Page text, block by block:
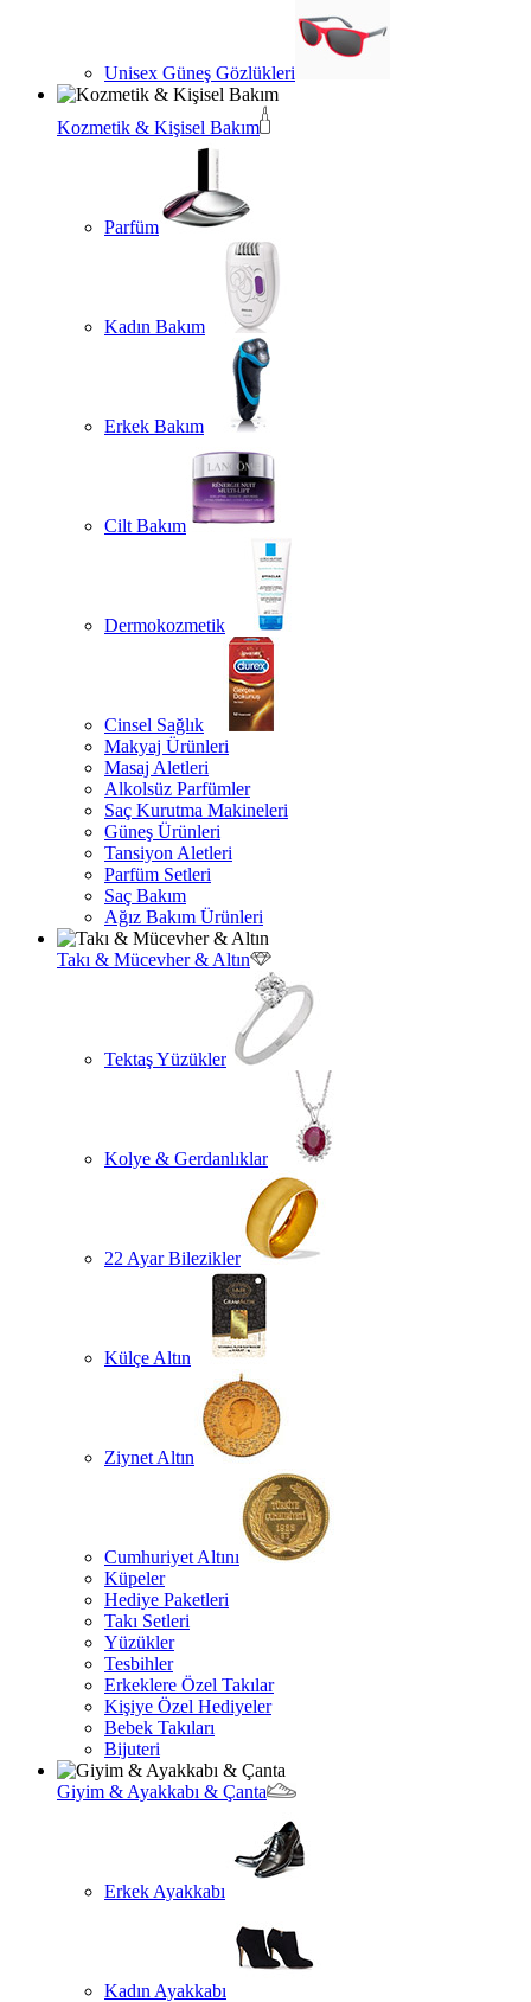
Unisex Güneş Gözlükleri
Kozmetik & Kişisel Bakım
Parfüm
Kadın Bakım
Erkek Bakım
Cilt Bakım
Dermokozmetik
Cinsel Sağlık
Makyaj Ürünleri
Masaj Aletleri
Alkolsüz Parfümler
Saç Kurutma Makineleri
Güneş Ürünleri
Tansiyon Aletleri
Parfüm Setleri
Saç Bakım
Ağız Bakım Ürünleri
Takı & Mücevher & Altın
Tektaş Yüzükler
Kolye & Gerdanlıklar
22 Ayar Bilezikler
Külçe Altın
Ziynet Altın
Cumhuriyet Altını
Küpeler
Hediye Paketleri
Takı Setleri
Yüzükler
Tesbihler
Erkeklere Özel Takılar
Kişiye Özel Hediyeler
Bebek Takıları
Bijuteri
Giyim & Ayakkabı & Çanta
Erkek Ayakkabı
Kadın Ayakkabı